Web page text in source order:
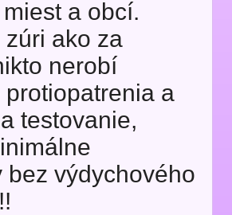
a obcí.
ako za
nerobí
a
testovanie,
bez výdychového